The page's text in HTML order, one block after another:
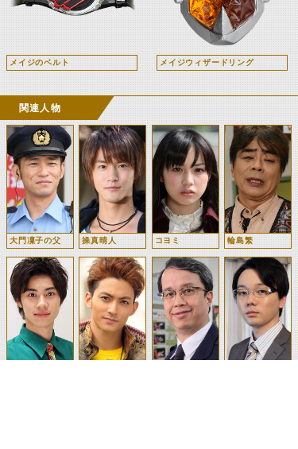
メイジのベルト メイジウィザードリング
関連人物
大門凜子の父 操真晴人 コヨミ 輪島繁